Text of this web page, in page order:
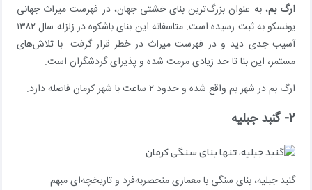
ارگ بم، به عنوان بزرگ‌ترین بنای خشتی جهان، در فهرست میراث جهانی
یونسکو به ثبت رسیده است. متاسفانه این بنای باشکوه در زلزله سال ۱۳۸۲
آسیب جدی دید و در فهرست میراث در خطر قرار گرفت. با تلاش‌های
مستمر، این بنا تا حد زیادی مرمت شده و پذیرای گردشگران است.
ارگ بم در شهر بم واقع شده و حدود ۲ ساعت با شهر کرمان فاصله دارد.
۲- گنبد جبلیه
گنبد جبلیه، بنای سنگی با معماری منحصربه‌فرد و تاریخچه‌ای مبهم